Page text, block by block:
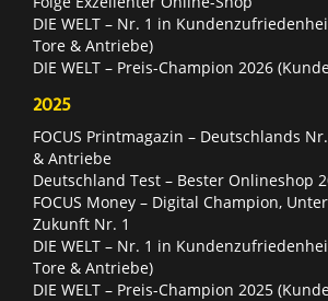
DIE WELT – Nr. 1 in
Tore & Antriebe)
DIE WELT – Preis-Champion 2026
2025
FOCUS Printmagazin – Deutschlands
& Antriebe
Deutschland Test – Bester Onlineshop
FOCUS Money – Digital Champion,
Zukunft Nr. 1
DIE WELT – Nr. 1 in
Tore & Antriebe)
DIE WELT – Preis-Champion 2025